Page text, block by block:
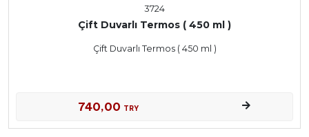
3724
Çift Duvarlı Termos ( 450 ml )
Çift Duvarlı Termos ( 450 ml )
740,00 TRY